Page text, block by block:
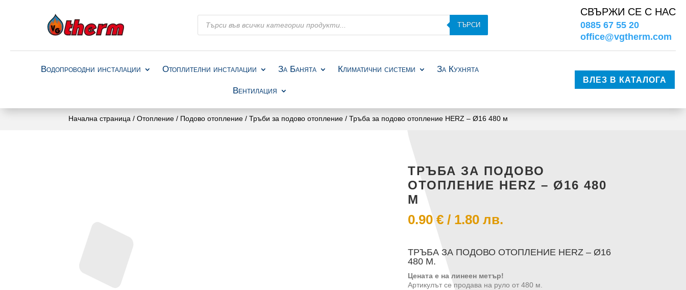
Products
search
ТЪРСИ
СВЪРЖИ СЕ С НАС
0885 67 55 20
office@vgtherm.com
Водопроводни инсталации Отоплителни инсталации За Банята Климатични системи За Кухнята
Вентилация
ВЛЕЗ В КАТАЛОГА
Начална страница /Отопление / Подово отопление /Тръби за подово отопление / Тръба за подово отопление HERZ – Ø16 480 м
ТРЪБА ЗА ПОДОВО
ОТОПЛЕНИЕ HERZ – Ø16 480
М
0.90 € / 1.80 лв.
ТРЪБА ЗА ПОДОВО ОТОПЛЕНИЕ HERZ – Ø16
480 М.
Цената е на линеен метър!
Артикулът се продава на руло от 480 м.